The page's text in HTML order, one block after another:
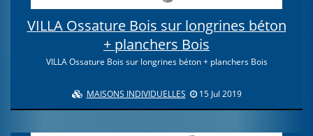
VILLA Ossature Bois sur longrines béton
+ planchers Bois
VILLA Ossature Bois sur longrines béton + planchers Bois
MAISONS INDIVIDUELLES 15 Jul 2019